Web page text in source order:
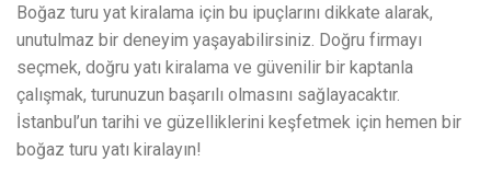
Boğaz turu yat kiralama için bu ipuçlarını dikkate alarak,
unutulmaz bir deneyim yaşayabilirsiniz. Doğru firmayı
seçmek, doğru yatı kiralama ve güvenilir bir kaptanla
çalışmak, turunuzun başarılı olmasını sağlayacaktır.
İstanbul’un tarihi ve güzelliklerini keşfetmek için hemen bir
boğaz turu yatı kiralayın!